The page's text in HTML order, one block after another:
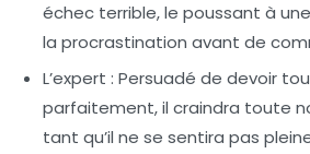
échec terrible, le poussant à
la procrastination avant de
L’expert : Persuadé de devoir
parfaitement, il craindra toute
tant qu’il ne se sentira pas